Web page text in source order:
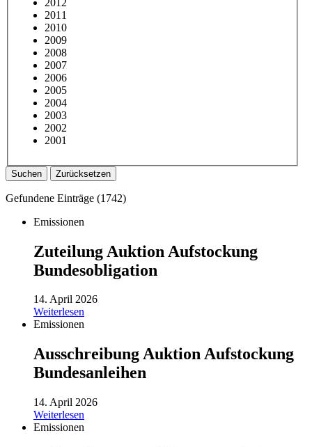
2011
2010
2009
2008
2007
2006
2005
2004
2003
2002
2001
Suchen Zurücksetzen
Gefundene Einträge (1742)
Emissionen
Zuteilung Auktion Aufstockung
Bundesobligation
14. April 2026
Weiterlesen
Emissionen
Ausschreibung Auktion Aufstockung
Bundesanleihen
14. April 2026
Weiterlesen
Emissionen